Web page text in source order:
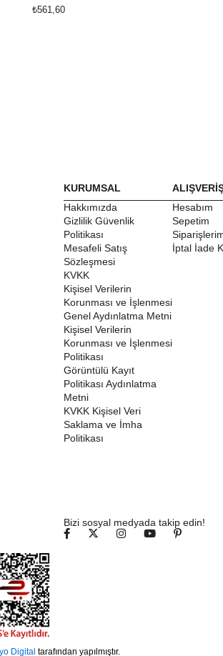
₺561,60
KURUMSAL
Hakkımızda
Gizlilik Güvenlik
Politikası
Mesafeli Satış
Sözleşmesi
KVKK
Kişisel Verilerin
Korunması ve İşlenmesi
Genel Aydınlatma Metni
Kişisel Verilerin
Korunması ve İşlenmesi
Politikası
Görüntülü Kayıt
Politikası Aydınlatma
Metni
KVKK Kişisel Veri
Saklama ve İmha
Politikası
Hesabım
Sepetim
İptal İade
Bizi sosyal medyada takip edin!
Digital tarafından yapılmıştır.